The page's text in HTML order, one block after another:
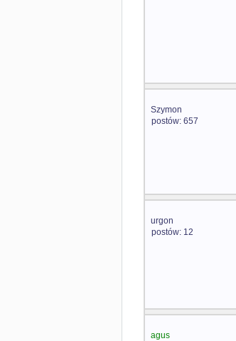
Szymon
postów: 657
urgon
postów: 12
agus